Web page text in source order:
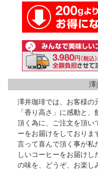
澤
澤井珈琲では、お客様の
「香り高さ」に感動と
頂く為に、ご注文を頂い
ーをお届けをしておりま
言って喜んで頂く事が私
しいコーヒーをお届けし
の味を、どうぞ、お楽し